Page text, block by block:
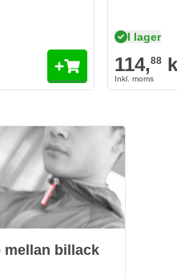
I lager
114,88
mellan billack